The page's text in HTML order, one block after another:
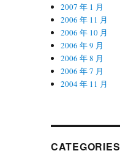
2007 年 1 月
2006 年 11 月
2006 年 10 月
2006 年 9 月
2006 年 8 月
2006 年 7 月
2004 年 11 月
CATEGORIES